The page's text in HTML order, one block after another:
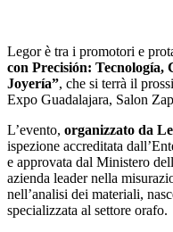
Legor è tra i promotori e
con Precisión:
Joyería”, che si terrà il
Expo Guadalajara, Salon
L’evento, organizzato da
ispezione accreditata
e approvata dal Ministero
azienda leader nella
nell’analisi dei materiali,
specializzata al settore orafo.